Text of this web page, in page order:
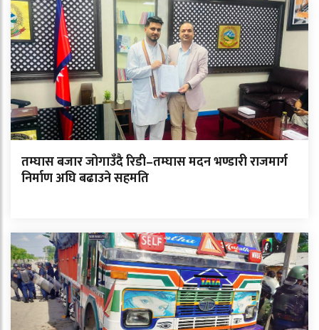
तम्घास बजार जोगाउँदै रिडी–तम्घास मदन भण्डारी राजमार्ग
निर्माण अघि बढाउने सहमति